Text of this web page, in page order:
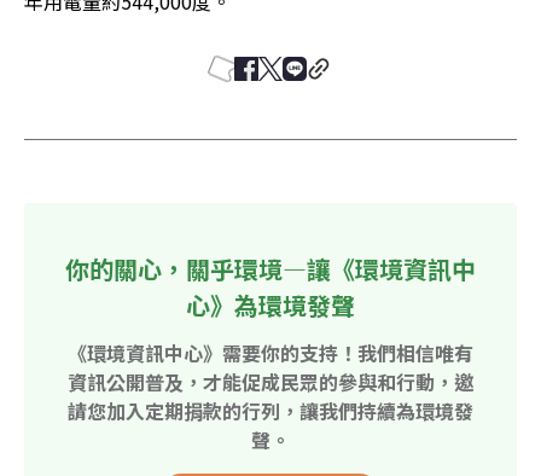
你的關心，關乎環境—讓《環境資訊中
心》為環境發聲
《環境資訊中心》需要你的支持！我們相信唯有
資訊公開普及，才能促成民眾的參與和行動，邀
請您加入定期捐款的行列，讓我們持續為環境發
聲。